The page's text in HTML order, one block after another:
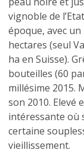
vignoble de
époque, avec
hectares (seul
ha en Suisse).
bouteilles (60
millésime 2015.
son 2010. Elevé
intéressante où
certaine
vieillissement.